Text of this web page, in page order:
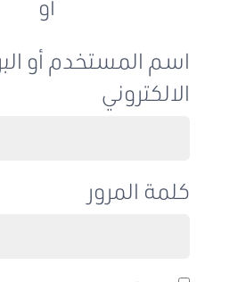
اسم المستخدم أو البريد
الالكتروني
كلمة المرور